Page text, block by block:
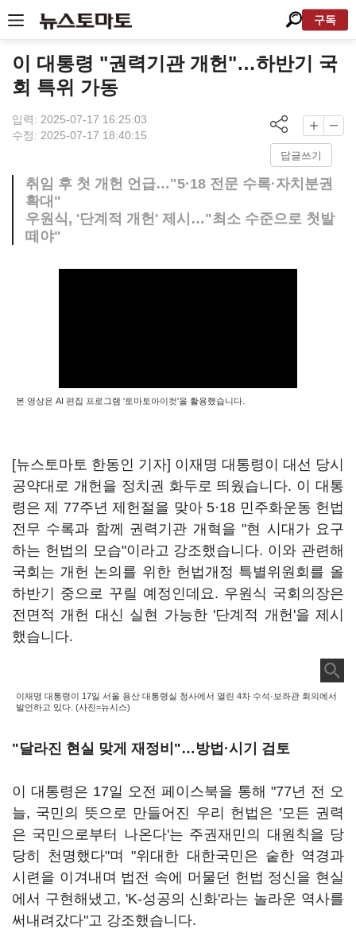
구독
이 대통령 "권력기관 개헌"…하반기 국
회 특위 가동
입력: 2025-07-17 16:25:03
수정: 2025-07-17 18:40:15
답글쓰기
취임 후 첫 개헌 언급…"5·18 전문 수록·자치분권
확대"
우원식, '단계적 개헌' 제시…"최소 수준으로 첫발
떼야"
본 영상은 AI 편집 프로그램 '토마토아이컷'을 활용했습니다.
[뉴스토마토 한동인 기자] 이재명 대통령이 대선 당시
공약대로 개헌을 정치권 화두로 띄웠습니다. 이 대통
령은 제 77주년 제헌절을 맞아 5·18 민주화운동 헌법
전무 수록과 함께 권력기관 개혁을 "현 시대가 요구
하는 헌법의 모습"이라고 강조했습니다. 이와 관련해
국회는 개헌 논의를 위한 헌법개정 특별위원회를 올
하반기 중으로 꾸릴 예정인데요. 우원식 국회의장은
전면적 개헌 대신 실현 가능한 '단계적 개헌'을 제시
했습니다.
이재명 대통령이 17일 서울 용산 대통령실 청사에서 열린 4차 수석·보좌관 회의에서
발언하고 있다. (사진=뉴시스)
"달라진 현실 맞게 재정비"…방법·시기 검토
이 대통령은 17일 오전 페이스북을 통해 "77년 전 오
늘, 국민의 뜻으로 만들어진 우리 헌법은 '모든 권력
은 국민으로부터 나온다'는 주권재민의 대원칙을 당
당히 천명했다"며 "위대한 대한국민은 숱한 역경과
시련을 이겨내며 법전 속에 머물던 헌법 정신을 현실
에서 구현해냈고, 'K-성공의 신화'라는 놀라운 역사를
써내려갔다"고 강조했습니다.